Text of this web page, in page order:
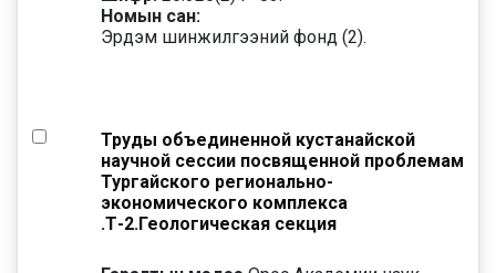
Номын сан:
Эрдэм шинжилгээний фонд (2).
Труды объединенной кустанайской
научной сессии посвященной проблемам
Тургайского регионально-
экономического комплекса
.Т-2.Геологическая секция